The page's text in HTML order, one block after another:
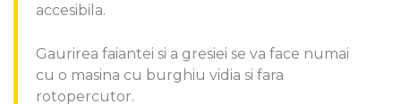
accesibila.
Gaurirea faiantei si a gresiei se va face numai
cu o masina cu burghiu vidia si fara
rotopercutor.